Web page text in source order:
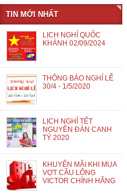
TIN MỚI NHẤT
LỊCH NGHỈ QUỐC
KHÁNH 02/09/2024
THÔNG BÁO NGHỈ LỄ
30/4 - 1/5/2020
LỊCH NGHỈ TẾT
NGUYÊN ĐÁN CANH
TÝ 2020
KHUYẾN MÃI KHI MUA
VỢT CẦU LÔNG
VICTOR CHÍNH HÃNG